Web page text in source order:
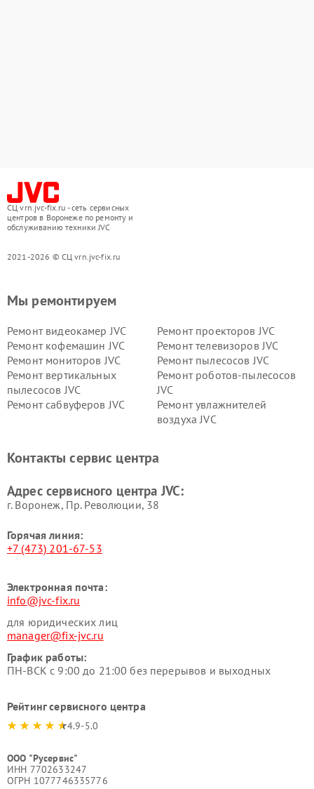
СЦ vrn.jvc-fix.ru - сеть сервисных
центров в Воронеже по ремонту и
обслуживанию техники JVC
2021-2026 © СЦ vrn.jvc-fix.ru
Мы ремонтируем
Ремонт видеокамер JVC
Ремонт проекторов JVC
Ремонт кофемашин JVC
Ремонт телевизоров JVC
Ремонт мониторов JVC
Ремонт пылесосов JVC
Ремонт вертикальных
пылесосов JVC
Ремонт роботов-пылесосов
JVC
Ремонт сабвуферов JVC
Ремонт увлажнителей
воздуха JVC
Контакты сервис центра
Адрес сервисного центра JVC:
г. Воронеж, Пр. Революции, 38
Горячая линия:
+7 (473) 201-67-53
Электронная почта:
info@jvc-fix.ru
для юридических лиц
manager@fix-jvc.ru
График работы:
ПН-ВСК с 9:00 до 21:00 без перерывов и выходных
Рейтинг сервисного центра
4.9-5.0
ООО "Русервис"
ИНН 7702633247
ОГРН 1077746335776